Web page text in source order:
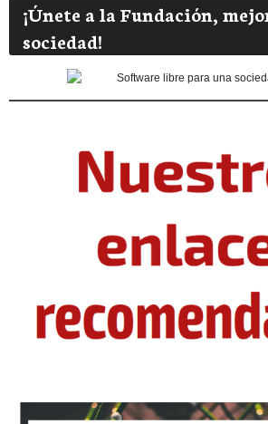
¡Únete a la Fundación,
sociedad!